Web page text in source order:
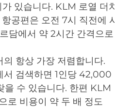
있습니다. KLM 로열 더
공편은 오전 7시 직전에
담에서 약 2시간 간격으
항상 가장 저렴합니다.
서 검색하면 1인당 42,000
을 수 있습니다. 한편 KLM
비용이 약 두 배 정도